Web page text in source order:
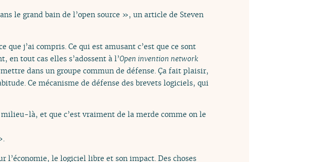
le grand bain de l’open source », un article de Steven
j’ai compris. Ce qui est amusant c’est que ce sont
en tout cas elles s’adossent à l’Open invention network
dans un groupe commun de défense. Ça fait plaisir,
Ce mécanisme de défense des brevets logiciels, qui
là, et que c’est vraiment de la merde comme on le
l’économie, le logiciel libre et son impact. Des choses